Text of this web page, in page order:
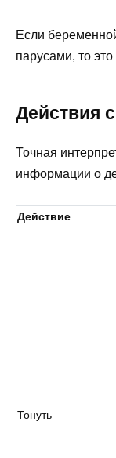
Если
парусами, то
Действия
Точная
информации о
Действие
Тонуть